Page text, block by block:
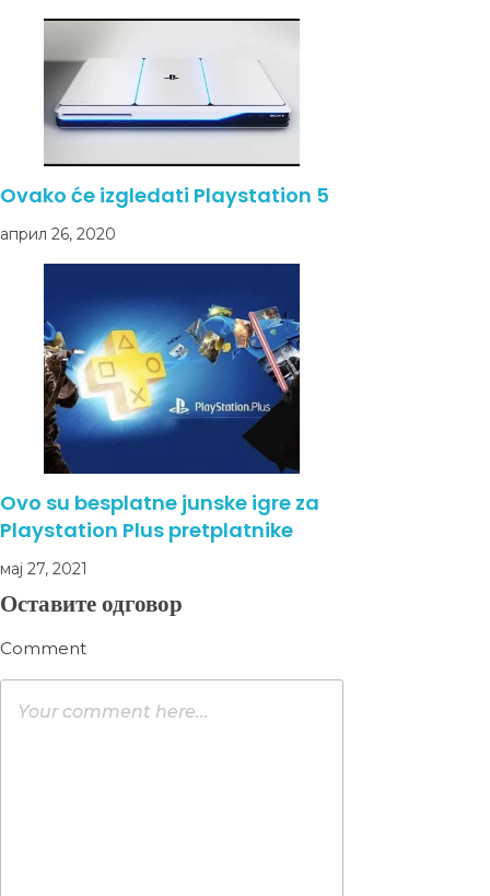
Ovako će izgledati Playstation 5
април 26, 2020
Ovo su besplatne junske igre za
Playstation Plus pretplatnike
мај 27, 2021
Оставите одговор
Comment